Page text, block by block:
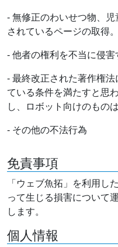
- 無修正のわいせつ物、
されているページの取得。
- 他者の権利を不当に侵害
- 最終改正された著作権
ている条件を満たすと思
し、ロボット向けのもの
- その他の不法行為
免責事項
「ウェブ魚拓」を利用し
って生じる損害について
します。
個人情報